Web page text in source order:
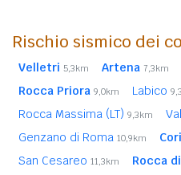
Rischio sismico dei
Velletri 5,3km Artena 7,3km
Rocca Priora 9,0km Labico
Rocca Massima (LT) 9,3km
Genzano di Roma 10,9km
San Cesareo 11,3km Rocca